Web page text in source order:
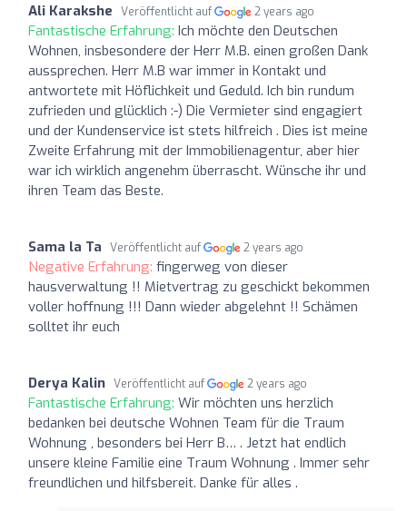
Ali Karakshe Veröffentlicht auf 2 years ago
Fantastische Erfahrung: Ich möchte den Deutschen
Wohnen, insbesondere der Herr M.B. einen großen Dank
aussprechen. Herr M.B war immer in Kontakt und
antwortete mit Höflichkeit und Geduld. Ich bin rundum
zufrieden und glücklich :-) Die Vermieter sind engagiert
und der Kundenservice ist stets hilfreich . Dies ist meine
Zweite Erfahrung mit der Immobilienagentur, aber hier
war ich wirklich angenehm überrascht. Wünsche ihr und
ihren Team das Beste.
Sama la Ta Veröffentlicht auf 2 years ago
Negative Erfahrung: fingerweg von dieser
hausverwaltung !! Mietvertrag zu geschickt bekommen
voller hoffnung !!! Dann wieder abgelehnt !! Schämen
solltet ihr euch
Derya Kalin Veröffentlicht auf 2 years ago
Fantastische Erfahrung: Wir möchten uns herzlich
bedanken bei deutsche Wohnen Team für die Traum
Wohnung , besonders bei Herr B… . Jetzt hat endlich
unsere kleine Familie eine Traum Wohnung . Immer sehr
freundlichen und hilfsbereit. Danke für alles .